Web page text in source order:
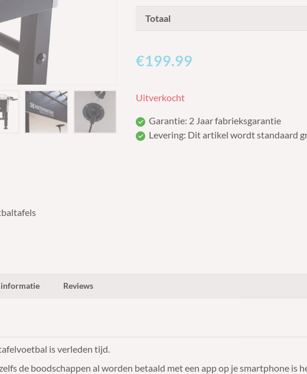
Totaal
€199.99
Uitverkocht
Garantie: 2 Jaar fabrieksgarantie
Levering: Dit artikel wordt standaard
Reviews
is verleden tijd.
de boodschappen al worden betaald met een app op je smartphone is